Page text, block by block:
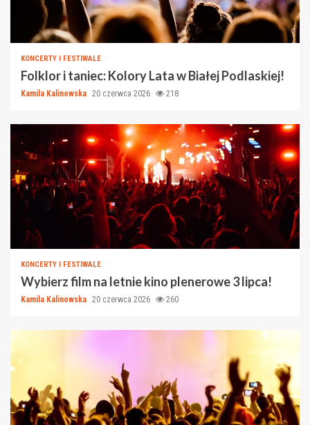
KONCERTY I FESTIWALE
Folklor i taniec: Kolory Lata w Białej Podlaskiej!
Kamila Kalinowska 20 czerwca 2026 218
KONCERTY I FESTIWALE
Wybierz film na letnie kino plenerowe 3 lipca!
Kamila Kalinowska 20 czerwca 2026 260